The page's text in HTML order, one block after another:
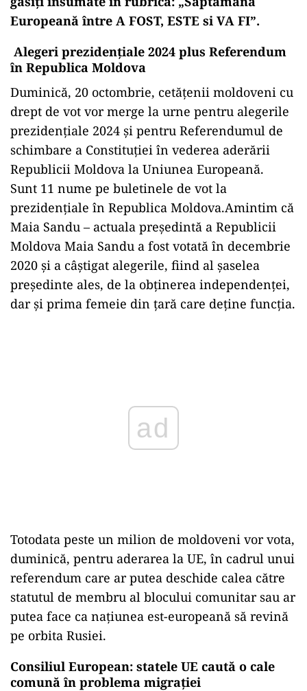
Europeană între A FOST, ESTE si VA FI”.
Alegeri prezidențiale 2024 plus Referendum
în Republica Moldova
Duminică, 20 octombrie, cetățenii moldoveni cu
drept de vot vor merge la urne pentru alegerile
prezidențiale 2024 și pentru Referendumul de
schimbare a Constituției în vederea aderării
Republicii Moldova la Uniunea Europeană.
Sunt 11 nume pe buletinele de vot la
prezidențiale în Republica Moldova.Amintim că
Maia Sandu – actuala președintă a Republicii
Moldova Maia Sandu a fost votată în decembrie
2020 și a câștigat alegerile, fiind al șaselea
președinte ales, de la obținerea independenței,
dar și prima femeie din țară care deține funcția.
ad
Totodata peste un milion de moldoveni vor vota,
duminică, pentru aderarea la UE, în cadrul unui
referendum care ar putea deschide calea către
statutul de membru al blocului comunitar sau ar
putea face ca națiunea est-europeană să revină
pe orbita Rusiei.
Consiliul European: statele UE caută o cale
comună în problema migrației